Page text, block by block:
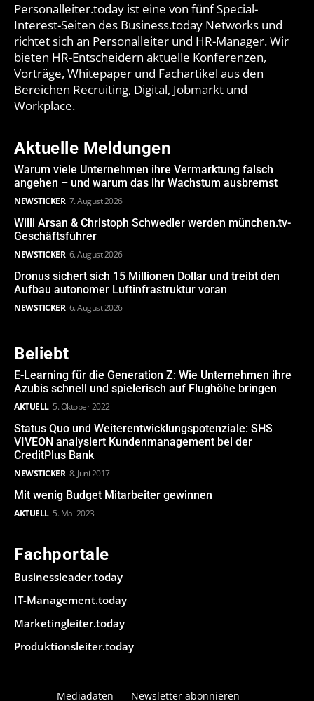
Personalleiter.today ist eine von fünf Special-
Interest-Seiten des Business.today Networks und
richtet sich an Personalleiter und HR-Manager. Wir
bieten HR-Entscheidern aktuelle Konferenzen,
Vorträge, Whitepaper und Fachartikel aus den
Bereichen Recruiting, Digital, Jobmarkt und
Workplace.
Aktuelle Meldungen
Warum viele Unternehmen ihre Vermarktung falsch
angehen – und warum das ihr Wachstum ausbremst
NEWSTICKER 7. August 2026
Willi Arsan & Christoph Schwedler werden münchen.tv-
Geschäftsführer
NEWSTICKER 6. August 2026
Dronus sichert sich 15 Millionen Dollar und treibt den
Aufbau autonomer Luftinfrastruktur voran
NEWSTICKER 6. August 2026
Beliebt
E-Learning für die Generation Z: Wie Unternehmen ihre
Azubis schnell und spielerisch auf Flughöhe bringen
AKTUELL 5. Oktober 2022
Status Quo und Weiterentwicklungspotenziale: SHS
VIVEON analysiert Kundenmanagement bei der
CreditPlus Bank
NEWSTICKER 8. Juni 2017
Mit wenig Budget Mitarbeiter gewinnen
AKTUELL 5. Mai 2023
Fachportale
Businessleader.today
IT-Management.today
Marketingleiter.today
Produktionsleiter.today
Mediadaten Newsletter abonnieren